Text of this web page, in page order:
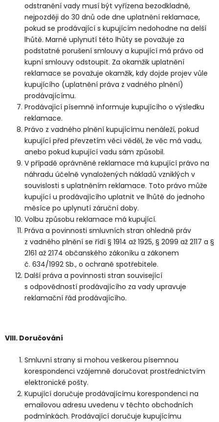
odstranění vady musí být vyřízena bezodkladně,
nejpozději do 30 dnů ode dne uplatnění reklamace,
pokud se prodávající s kupujícím nedohodne na delší
lhůtě. Marné uplynutí této lhůty se považuje za
podstatné porušení smlouvy a kupující má právo od
kupní smlouvy odstoupit. Za okamžik uplatnění
reklamace se považuje okamžik, kdy dojde projev vůle
kupujícího (uplatnění práva z vadného plnění)
prodávajícímu.
Prodávající písemně informuje kupujícího o výsledku
reklamace.
Právo z vadného plnění kupujícímu nenáleží, pokud
kupující před převzetím věci věděl, že věc má vadu,
anebo pokud kupující vadu sám způsobil.
V případě oprávněné reklamace má kupující právo na
náhradu účelně vynaložených nákladů vzniklých v
souvislosti s uplatněním reklamace. Toto právo může
kupující u prodávajícího uplatnit ve lhůtě do jednoho
měsíce po uplynutí záruční doby.
Volbu způsobu reklamace má kupující.
Práva a povinnosti smluvních stran ohledně práv
z vadného plnění se řídí § 1914 až 1925, § 2099 až 2117 a §
2161 až 2174 občanského zákoníku a zákonem
č. 634/1992 Sb., o ochraně spotřebitele.
Další práva a povinnosti stran související
s odpovědností prodávajícího za vady upravuje
reklamační řád prodávajícího.
VIII. Doručování
Smluvní strany si mohou veškerou písemnou
korespondenci vzájemně doručovat prostřednictvím
elektronické pošty.
Kupující doručuje prodávajícímu korespondenci na
emailovou adresu uvedenu v těchto obchodních
podmínkách. Prodávající doručuje kupujícímu